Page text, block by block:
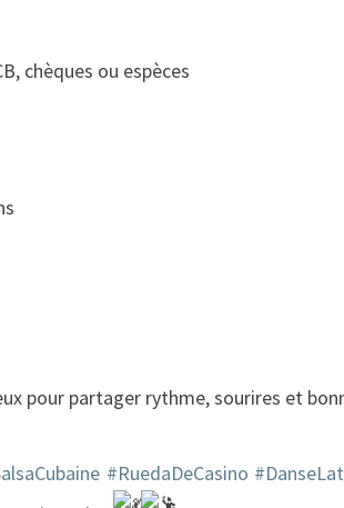
chèques ou espèces
pour partager rythme, sourires et
#RuedaDeCasino